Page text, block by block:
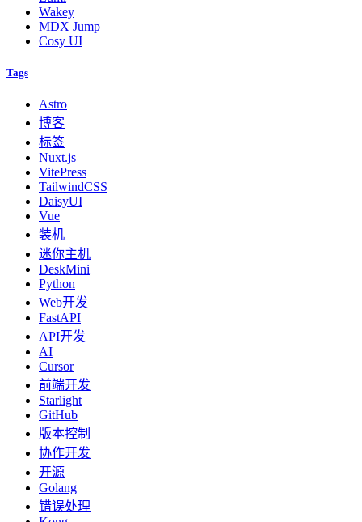
Wakey
MDX Jump
Cosy UI
Tags
Astro
博客
标签
Nuxt.js
VitePress
TailwindCSS
DaisyUI
Vue
装机
迷你主机
DeskMini
Python
Web开发
FastAPI
API开发
AI
Cursor
前端开发
Starlight
GitHub
版本控制
协作开发
开源
Golang
错误处理